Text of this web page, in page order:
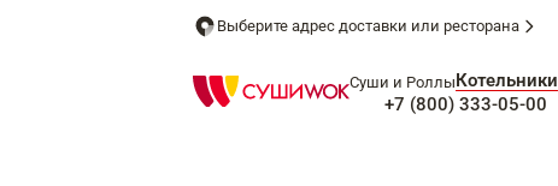
Выберите адрес доставки или ресторана
Суши и РоллыКотельники
+7 (800) 333-05-00